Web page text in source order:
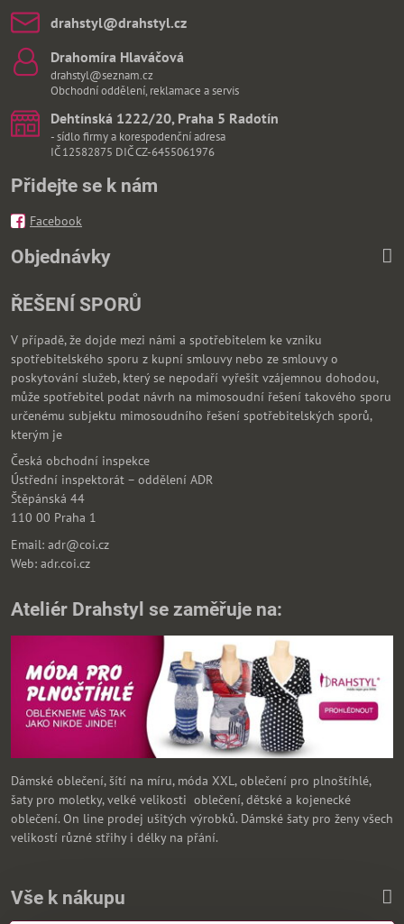
drahstyl​@drahstyl​.cz
Drahomíra Hlaváčová
drahstyl@seznam.cz
Obchodní oddělení, reklamace a servis
Dehtínská 1222/20, Praha 5 Radotín
- sídlo firmy a korespodenční adresa
IČ 12582875 DIČ CZ-6455061976
Přidejte se k nám
Facebook
Objednávky
ŘEŠENÍ SPORŮ
V případě, že dojde mezi námi a spotřebitelem ke vzniku
spotřebitelského sporu z kupní smlouvy nebo ze smlouvy o
poskytování služeb, který se nepodaří vyřešit vzájemnou dohodou,
může spotřebitel podat návrh na mimosoudní řešení takového sporu
určenému subjektu mimosoudního řešení spotřebitelských sporů,
kterým je
Česká obchodní inspekce
Ústřední inspektorát – oddělení ADR
Štěpánská 44
110 00 Praha 1
Email: adr@coi.cz
Web: adr.coi.cz
Ateliér Drahstyl se zaměřuje na:
Dámské oblečení, šítí na míru, móda XXL, oblečení pro plnoštíhlé,
šaty pro moletky, velké velikosti oblečení, dětské a kojenecké
oblečení. On line prodej ušitých výrobků. Dámské šaty pro ženy všech
velikostí různé střihy i délky na přání.
Vše k nákupu